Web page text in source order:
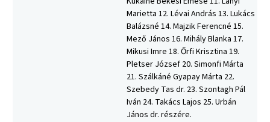
Marietta 12. Lévai András 13. Lukács
Balázsné 14. Majzik Ferencné 15.
Mező János 16. Mihály Blanka 17.
Mikusi Imre 18. Őrfi Krisztina 19.
Pletser József 20. Simonfi Márta
21. Szálkáné Gyapay Márta 22.
Szebedy Tas dr. 23. Szontagh Pál
Iván 24. Takács Lajos 25. Urbán
János dr. részére.